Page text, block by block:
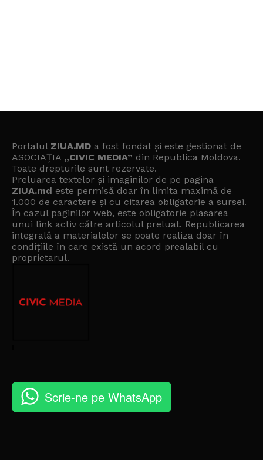
Portalul ZIUA.MD a fost fondat și este gestionat de
ASOCIAȚIA „CIVIC MEDIA” din Republica Moldova.
Toate drepturile sunt rezervate.
Preluarea textelor și imaginilor de pe pagina
ZIUA.md este permisă doar în limita maximă de
1.000 de caractere și cu citarea obligatorie a sursei.
În cazul paginilor web, este obligatorie plasarea
unui link activ către articolul preluat. Republicarea
integrală a materialelor se poate realiza doar în
condițiile în care există un acord prealabil cu
proprietarul.
Scrie-ne pe WhatsApp